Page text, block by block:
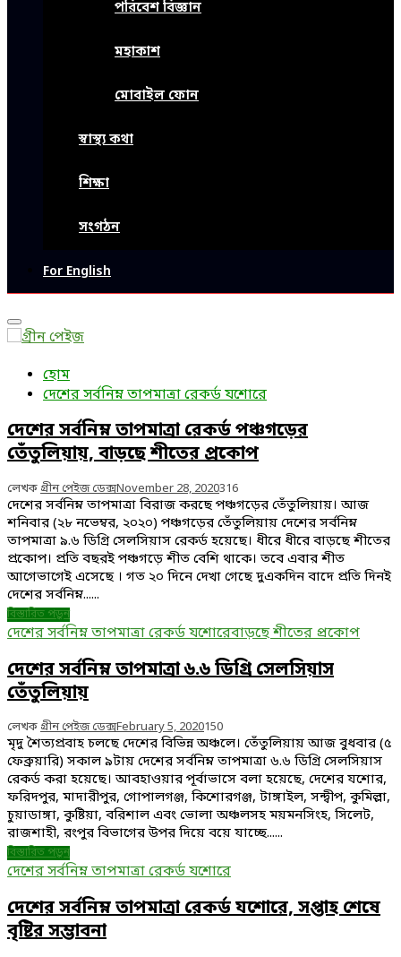
পরিবেশ বিজ্ঞান
মহাকাশ
মোবাইল ফোন
স্বাস্থ্য কথা
শিক্ষা
সংগঠন
For English
Primary
Menu
হোম
দেশের সর্বনিম্ন তাপমাত্রা রেকর্ড যশোরে
দেশের সর্বনিম্ন তাপমাত্রা রেকর্ড পঞ্চগড়ের
তেঁতুলিয়ায়, বাড়ছে শীতের প্রকোপ
লেখক গ্রীন পেইজ ডেক্সNovember 28, 2020316
দেশের সর্বনিম্ন তাপমাত্রা বিরাজ করছে পঞ্চগড়ের তেঁতুলিয়ায়। আজ
শনিবার (২৮ নভেম্বর, ২০২০) পঞ্চগড়ের তেঁতুলিয়ায় দেশের সর্বনিম্ন
তাপমাত্রা ৯.৬ ডিগ্রি সেলসিয়াস রেকর্ড হয়েছে। ধীরে ধীরে বাড়ছে শীতের
প্রকোপ। প্রতি বছরই পঞ্চগড়ে শীত বেশি থাকে। তবে এবার শীত
আগেভাগেই এসেছে । গত ২০ দিনে দেখা গেছে দুএকদিন বাদে প্রতি দিনই
দেশের সর্বনিম্ন......
বিস্তারিত পড়ুন
দেশের সর্বনিম্ন তাপমাত্রা রেকর্ড যশোরেবাড়ছে শীতের প্রকোপ
দেশের সর্বনিম্ন তাপমাত্রা ৬.৬ ডিগ্রি সেলসিয়াস
তেঁতুলিয়ায়
লেখক গ্রীন পেইজ ডেক্সFebruary 5, 2020150
মৃদু শৈত্যপ্রবাহ চলছে দেশের বিভিন্ন অঞ্চলে। তেঁতুলিয়ায় আজ বুধবার (৫
ফেব্রুয়ারি) সকাল ৯টায় দেশের সর্বনিম্ন তাপমাত্রা ৬.৬ ডিগ্রি সেলসিয়াস
রেকর্ড করা হয়েছে। আবহাওয়ার পূর্বাভাসে বলা হয়েছে, দেশের যশোর,
ফরিদপুর, মাদারীপুর, গোপালগঞ্জ, কিশোরগঞ্জ, টাঙ্গাইল, সন্দ্বীপ, কুমিল্লা,
চুয়াডাঙ্গা, কুষ্টিয়া, বরিশাল এবং ভোলা অঞ্চলসহ ময়মনসিংহ, সিলেট,
রাজশাহী, রংপুর বিভাগের উপর দিয়ে বয়ে যাচ্ছে......
বিস্তারিত পড়ুন
দেশের সর্বনিম্ন তাপমাত্রা রেকর্ড যশোরে
দেশের সর্বনিম্ন তাপমাত্রা রেকর্ড যশোরে, সপ্তাহ শেষে
বৃষ্টির সম্ভাবনা